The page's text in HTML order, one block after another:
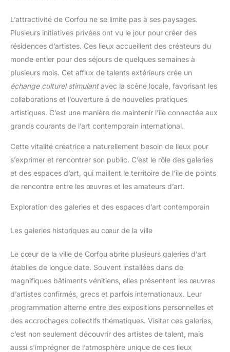
Il dispose de: 2 ports USB 3.0
Type-A (pour clé USB/souris),
Sortie mini-HDMI (pour
vidéoprojecteur), Port audio
3.5mm (jack), Connecteur
d’alimentation dédié. 🎁 Design
Mince et Charnière Robust: Ce
épuré est agréable à l’œil. La
de coucher l’écran pour un
partage de contenu optimal,
idéal pour les réunions ou pour
partager un film sans avoir à
À la recherche d’un ordinateur
fiable ? Ce modèle est le
meilleur allié des utilisateurs
occasionnels. Il combine 6 Go
de RAM pour le multitâche
processeur efficient pour une
L’attractivité de Corfou ne se limite pas à ses paysages.
Plusieurs initiatives privées ont vu le jour pour créer des
résidences d’artistes. Ces lieux accueillent des créateurs du
monde entier pour des séjours de quelques semaines à
plusieurs mois. Cet afflux de talents extérieurs crée un
échange culturel stimulantavec la scène locale, favorisant les
collaborations et l’ouverture à de nouvelles pratiques
artistiques. C’est une manière de maintenir l’île connectée aux
grands courants de l’art contemporain international.
Cette vitalité créatrice a naturellement besoin de lieux pour
s’exprimer et rencontrer son public. C’est le rôle des galeries
et des espaces d’art, qui maillent le territoire de l’île de points
de rencontre entre les œuvres et les amateurs d’art.
Exploration des galeries et des espaces d’art contemporain
Les galeries historiques au cœur de la ville
Le cœur de la ville de Corfou abrite plusieurs galeries d’art
établies de longue date. Souvent installées dans de
magnifiques bâtiments vénitiens, elles présentent les œuvres
d’artistes confirmés, grecs et parfois internationaux. Leur
programmation alterne entre des expositions personnelles et
des accrochages collectifs thématiques. Visiter ces galeries,
c’est non seulement découvrir des artistes de talent, mais
aussi s’imprégner de l’atmosphère unique de ces lieux